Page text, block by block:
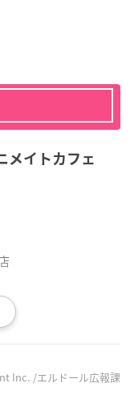
イトカフェ
Inc. /エルドール広報課